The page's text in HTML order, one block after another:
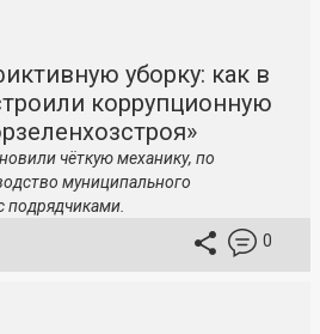
уборку: как в
коррупционную
чёткую механику, по
муниципального
подрядчиками.
0